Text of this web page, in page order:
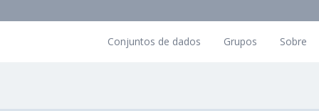
Conjuntos de dados Grupos Sobre